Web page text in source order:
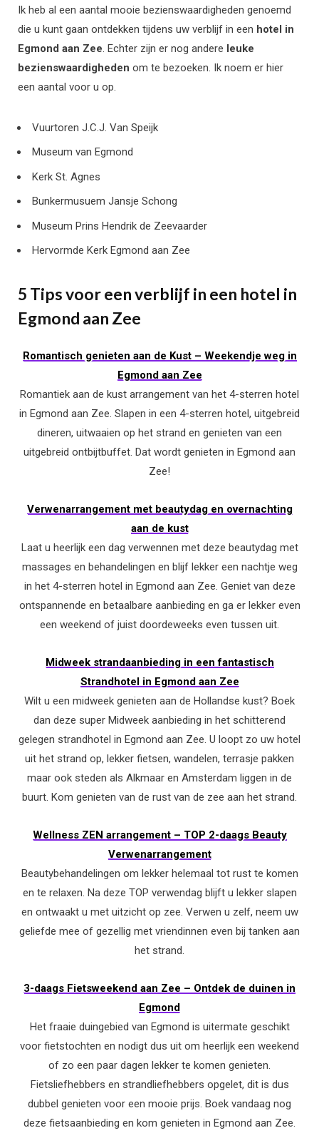
Ik heb al een aantal mooie bezienswaardigheden genoemd
die u kunt gaan ontdekken tijdens uw verblijf in een hotel in
Egmond aan Zee. Echter zijn er nog andere leuke
bezienswaardigheden om te bezoeken. Ik noem er hier
een aantal voor u op.
Vuurtoren J.C.J. Van Speijk
Museum van Egmond
Kerk St. Agnes
Bunkermusuem Jansje Schong
Museum Prins Hendrik de Zeevaarder
Hervormde Kerk Egmond aan Zee
5 Tips voor een verblijf in een hotel in
Egmond aan Zee
Romantisch genieten aan de Kust – Weekendje weg in
Egmond aan Zee
Romantiek aan de kust arrangement van het 4-sterren hotel
in Egmond aan Zee. Slapen in een 4-sterren hotel, uitgebreid
dineren, uitwaaien op het strand en genieten van een
uitgebreid ontbijtbuffet. Dat wordt genieten in Egmond aan
Zee!
Verwenarrangement met beautydag en overnachting
aan de kust
Laat u heerlijk een dag verwennen met deze beautydag met
massages en behandelingen en blijf lekker een nachtje weg
in het 4-sterren hotel in Egmond aan Zee. Geniet van deze
ontspannende en betaalbare aanbieding en ga er lekker even
een weekend of juist doordeweeks even tussen uit.
Midweek strandaanbieding in een fantastisch
Strandhotel in Egmond aan Zee
Wilt u een midweek genieten aan de Hollandse kust? Boek
dan deze super Midweek aanbieding in het schitterend
gelegen strandhotel in Egmond aan Zee. U loopt zo uw hotel
uit het strand op, lekker fietsen, wandelen, terrasje pakken
maar ook steden als Alkmaar en Amsterdam liggen in de
buurt. Kom genieten van de rust van de zee aan het strand.
Wellness ZEN arrangement – TOP 2-daags Beauty
Verwenarrangement
Beautybehandelingen om lekker helemaal tot rust te komen
en te relaxen. Na deze TOP verwendag blijft u lekker slapen
en ontwaakt u met uitzicht op zee. Verwen u zelf, neem uw
geliefde mee of gezellig met vriendinnen even bij tanken aan
het strand.
3-daags Fietsweekend aan Zee – Ontdek de duinen in
Egmond
Het fraaie duingebied van Egmond is uitermate geschikt
voor fietstochten en nodigt dus uit om heerlijk een weekend
of zo een paar dagen lekker te komen genieten.
Fietsliefhebbers en strandliefhebbers opgelet, dit is dus
dubbel genieten voor een mooie prijs. Boek vandaag nog
deze fietsaanbieding en kom genieten in Egmond aan Zee.